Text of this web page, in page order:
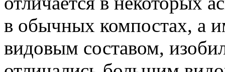
в обычных компостах, а
видовым составом,